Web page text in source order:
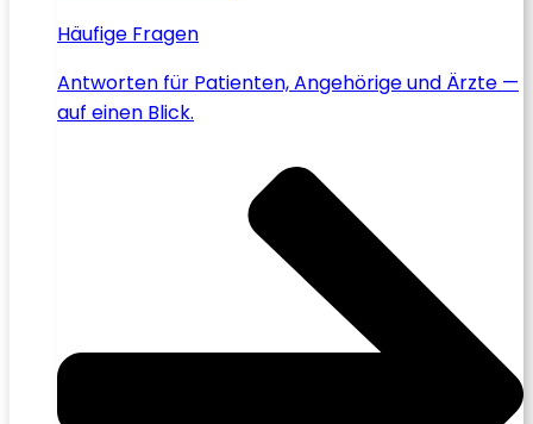
Häufige Fragen
Antworten für Patienten, Angehörige und Ärzte —
auf einen Blick.